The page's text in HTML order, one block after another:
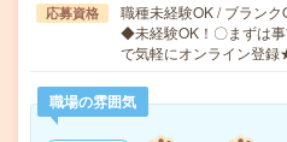
応募資格
職種未経験OK / ブラン
◆未経験OK！〇まずは
で気軽にオンライン登
職場の雰囲気